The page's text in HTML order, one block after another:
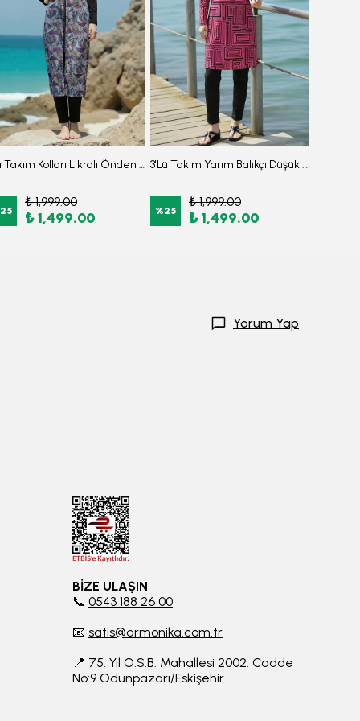
3'lü Takım Kolları Likralı Önden Fermuarlı Yırtmaçlı Maksi Burkini Tesettür Mayo D27
25
₺ 1,999.00
₺ 1,499.00
3'Lü Takım Yarım Balıkçı Düşük Omuz Yarasakol Likralı Kumaş Burkini Tesettür Mayo D7
%25
₺ 1,999.00
₺ 1,499.00
Yorum Yap
BİZE ULAŞIN
📞 0543 188 26 00
📧 satis@armonika.com.tr
📍 75. Yıl O.S.B. Mahallesi 2002. Cadde
No:9 Odunpazarı/Eskişehir